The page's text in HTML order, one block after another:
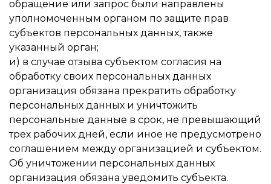
обращение или запрос были направлены
уполномоченным органом по защите прав
субъектов персональных данных, также
указанный орган;
и) в случае отзыва субъектом согласия на
обработку своих персональных данных
организация обязана прекратить обработку
персональных данных и уничтожить
персональные данные в срок, не превышающий
трех рабочих дней, если иное не предусмотрено
соглашением между организацией и субъектом.
Об уничтожении персональных данных
организация обязана уведомить субъекта.